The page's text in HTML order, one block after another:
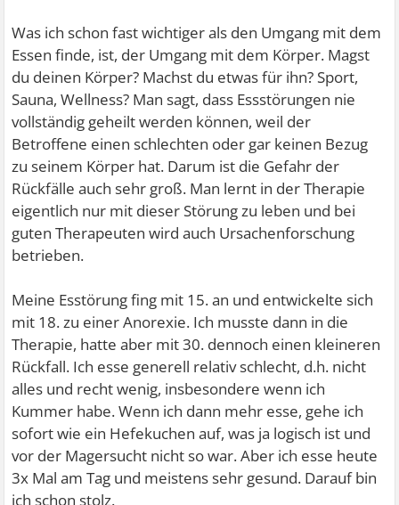
Was ich schon fast wichtiger als den Umgang mit dem
Essen finde, ist, der Umgang mit dem Körper. Magst
du deinen Körper? Machst du etwas für ihn? Sport,
Sauna, Wellness? Man sagt, dass Essstörungen nie
vollständig geheilt werden können, weil der
Betroffene einen schlechten oder gar keinen Bezug
zu seinem Körper hat. Darum ist die Gefahr der
Rückfälle auch sehr groß. Man lernt in der Therapie
eigentlich nur mit dieser Störung zu leben und bei
guten Therapeuten wird auch Ursachenforschung
betrieben.
Meine Esstörung fing mit 15. an und entwickelte sich
mit 18. zu einer Anorexie. Ich musste dann in die
Therapie, hatte aber mit 30. dennoch einen kleineren
Rückfall. Ich esse generell relativ schlecht, d.h. nicht
alles und recht wenig, insbesondere wenn ich
Kummer habe. Wenn ich dann mehr esse, gehe ich
sofort wie ein Hefekuchen auf, was ja logisch ist und
vor der Magersucht nicht so war. Aber ich esse heute
3x Mal am Tag und meistens sehr gesund. Darauf bin
ich schon stolz.